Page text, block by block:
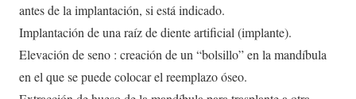
antes de la implantación, si está indicado.
Implantación de una raíz de diente artificial (implante).
Elevación de seno : creación de un “bolsillo” en la mandíbula
en el que se puede colocar el reemplazo óseo.